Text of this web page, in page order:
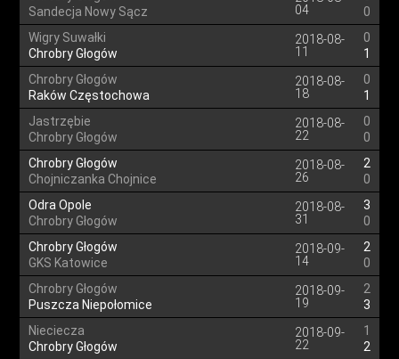
Sandecja Nowy Sącz
04
0
Wigry Suwałki
Chrobry Głogów
2018-08-
11
0
1
Chrobry Głogów
Raków Częstochowa
2018-08-
18
0
1
Jastrzębie
Chrobry Głogów
2018-08-
22
0
0
Chrobry Głogów
Chojniczanka Chojnice
2018-08-
26
2
0
Odra Opole
Chrobry Głogów
2018-08-
31
3
0
Chrobry Głogów
GKS Katowice
2018-09-
14
2
0
Chrobry Głogów
Puszcza Niepołomice
2018-09-
19
2
3
Nieciecza
Chrobry Głogów
2018-09-
22
1
2